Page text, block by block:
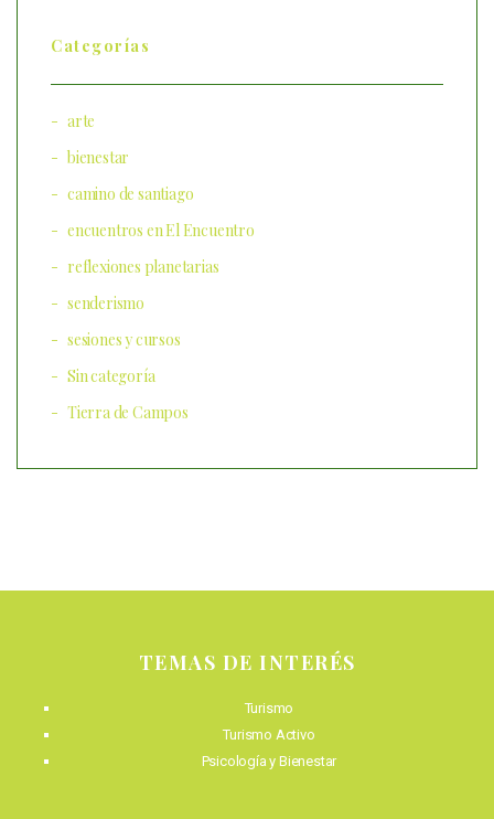
Categorías
arte
bienestar
camino de santiago
encuentros en El Encuentro
reflexiones planetarias
senderismo
sesiones y cursos
Sin categoría
Tierra de Campos
TEMAS DE INTERÉS
Turismo
Turismo Activo
Psicología y Bienestar